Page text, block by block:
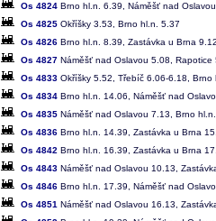
Os 4824 Brno hl.n. 6.39, Náměšť nad
Os 4825 Okříšky 3.53, Brno hl.n. 5.37
Os 4826 Brno hl.n. 8.39, Zastávka u Brna
Os 4827 Náměšť nad Oslavou 5.08,
Os 4833 Okříšky 5.52, Třebíč 6.06-6.18, Brno
Os 4834 Brno hl.n. 14.06, Náměšť nad
Os 4835 Náměšť nad Oslavou 7.13, Brno
Os 4836 Brno hl.n. 14.39, Zastávka u Brna
Os 4842 Brno hl.n. 16.39, Zastávka u Brna
Os 4843 Náměšť nad Oslavou 10.13,
Os 4846 Brno hl.n. 17.39, Náměšť nad
Os 4851 Náměšť nad Oslavou 16.13,